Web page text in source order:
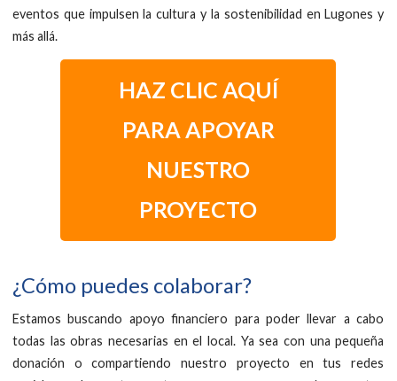
eventos que impulsen la cultura y la sostenibilidad en Lugones y
más allá.
HAZ CLIC AQUÍ
PARA APOYAR
NUESTRO
PROYECTO
¿Cómo puedes colaborar?
Estamos buscando apoyo financiero para poder llevar a cabo
todas las obras necesarias en el local. Ya sea con una pequeña
donación o compartiendo nuestro proyecto en tus redes